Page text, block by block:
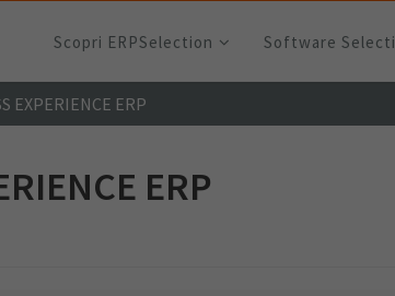
Scopri ERPSelection Software
EXPERIENCE ERP
ERP